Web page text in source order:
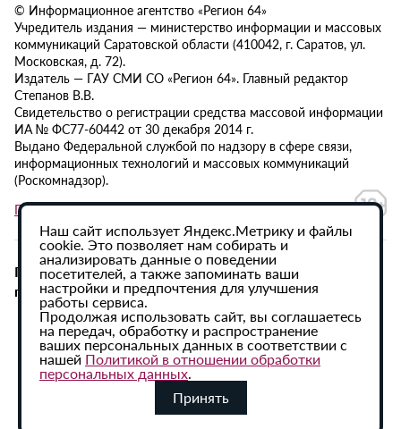
© Информационное агентство «Регион 64»
Учредитель издания — министерство информации и массовых
коммуникаций Саратовской области (410042, г. Саратов, ул.
Московская, д. 72).
Издатель — ГАУ СМИ СО «Регион 64». Главный редактор
Степанов В.В.
Свидетельство о регистрации средства массовой информации
ИА № ФС77-60442 от 30 декабря 2014 г.
Выдано Федеральной службой по надзору в сфере связи,
информационных технологий и массовых коммуникаций
(Роскомнадзор).
Политика в отношении обработки персональных данных
При использовании материалов сайта активная
гиперссылка на ИА «Регион 64» обязательна.
Наш сайт использует Яндекс.Метрику и файлы
cookie. Это позволяет нам собирать и
анализировать данные о поведении
посетителей, а также запоминать ваши
настройки и предпочтения для улучшения
работы сервиса.
Продолжая использовать сайт, вы соглашаетесь
на передач, обработку и распространение
ваших персональных данных в соответствии с
нашей Политикой в отношении обработки
персональных данных.
Принять